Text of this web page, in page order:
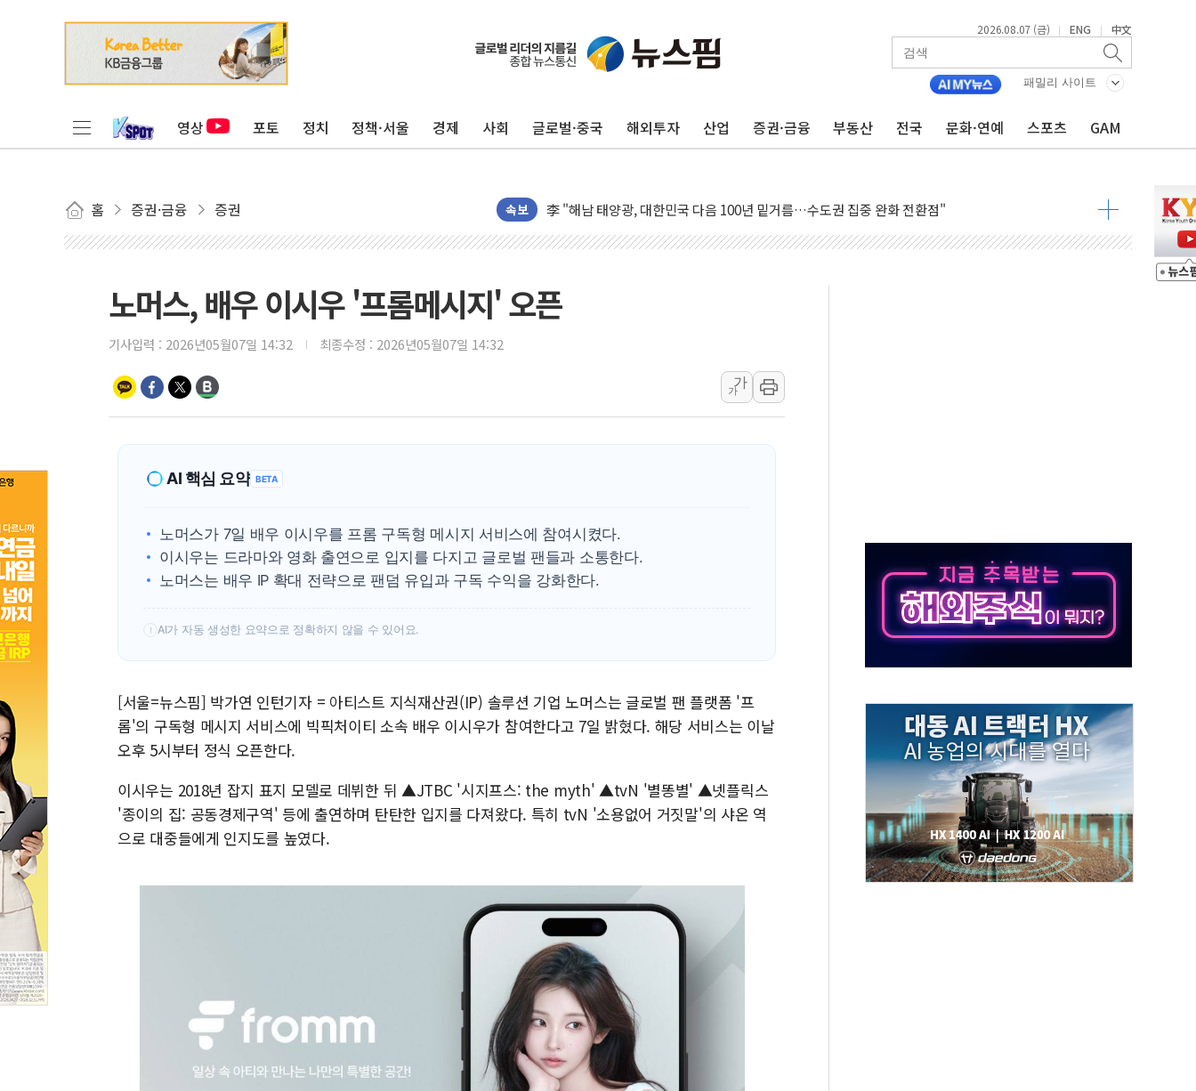
2026.08.07 (금) | ENG | 中文
패밀리 사이트
영상 포토 정치 정책·서울 경제 사회 글로벌·중국 해외투자 산업 증권·금융 부동산 전국 문화·연예 스포츠 GAM
홈 증권·금융 증권 속보
트럼프 "금리 내려야"…파월 때와 달리 워시엔 톤 낮춰
李 대통령, '6시간 마라톤 부동산 2차 회의' 주재… "전폭적 공급 확대·속도전 총력"
트럼프, 中 겨냥 폴리실리콘 관세 15% 부과…美 태양광주 급등
이란와이어 "이란 최고지도자 위독…곧 사망해도 놀랍지 않아"
남동발전, 해남군에 국내 최대 규모 400MW 태양광 착공…여의도 1.6배 규모
황희 '폐버스 청년주택' SNS 글 역풍에 "정부정책 아냐" 해명
폭염 누그러지고 가뭄 숙지나...경북동해안권 8~9일 최대 100mm 호우
사우디·튀르키예·파키스탄, '공동방위협정' 체결… 수니파 국가들의 새 안보 협력 구도
신길동 신축도 3.3㎡당 7250만원…써밋 클라비온 59㎡ 18억원대
[코인시황] 비트코인 6만4000달러대 횡보…고래·ETF 매수에도 고유가·금리·입법 지연 '삼중 부담'
[베트남 증시] 유동성 부진 지속, 강보합 마감...석유·가스주 올랐지만 빈그룹이 상쇄
'찜통더위'에 전력수요 역대 최고치 경신…한낮 총수요 104.3GW 기록
후티 반군, 예멘 정부군과 사우디 동시 공격… 위기 고조되는 또 다른 중동 화약고
42.5도 역대급 폭염…동물들도 특별식으로 여름나기 [뉴스핌 줌인]
노머스, 배우 이시우 '프롬메시지' 오픈
기사입력 : 2026년05월07일 14:32 최종수정 : 2026년05월07일 14:32
가
가
AI 핵심 요약 BETA
노머스가 7일 배우 이시우를 프롬 구독형 메시지 서비스에 참여시켰다.
이시우는 드라마와 영화 출연으로 입지를 다지고 글로벌 팬들과 소통한다.
노머스는 배우 IP 확대 전략으로 팬덤 유입과 구독 수익을 강화한다.
! AI가 자동 생성한 요약으로 정확하지 않을 수 있어요.
[서울=뉴스핌] 박가연 인턴기자 = 아티스트 지식재산권(IP) 솔루션 기업 노머스는 글로벌 팬 플랫폼 '프
롬'의 구독형 메시지 서비스에 빅픽처이티 소속 배우 이시우가 참여한다고 7일 밝혔다. 해당 서비스는 이날
오후 5시부터 정식 오픈한다.
이시우는 2018년 잡지 표지 모델로 데뷔한 뒤 ▲JTBC '시지프스: the myth' ▲tvN '별똥별' ▲넷플릭스
'종이의 집: 공동경제구역' 등에 출연하며 탄탄한 입지를 다져왔다. 특히 tvN '소용없어 거짓말'의 샤온 역
으로 대중들에게 인지도를 높였다.